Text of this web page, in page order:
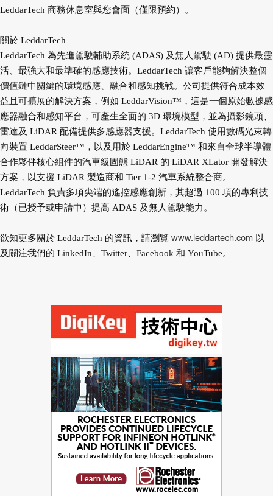
LeddarTech 商務休息室與您會面（僅限預約）。
關於 LeddarTech
LeddarTech 為先進駕駛輔助系統 (ADAS) 及無人駕駛 (AD) 提供最靈
活、最強大和最準確的感應技術。LeddarTech 讓客戶能夠解決整個
價值鏈中關鍵的環境感應、融合和感知挑戰。公司提供符合成本效
益且可擴展的解決方案，例如 LeddarVision™，這是一個原始數據感
應器融合和感知平台，可產生全面的 3D 環境模型，並為攝影鏡頭、
雷達及 LiDAR 配備提供多感應器支援。LeddarTech 使用數碼光束轉
向裝置 LeddarSteer™，以及用於 LeddarEngine™ 和來自全球半導體
合作夥伴核心組件的汽車級固態 LiDAR 的 LiDAR XLator 開發解決
方案，以支援 LiDAR 製造商和 Tier 1-2 汽車系統整合商。
LeddarTech 負責多項尖端的遙控感應創新，其超過 100 項的專利技
術（已授予或申請中）提高 ADAS 及無人駕駛能力。
欲知更多關於 LeddarTech 的資訊，請瀏覽 www.leddartech.com 以
及關注我們的 LinkedIn、Twitter、Facebook 和 YouTube。